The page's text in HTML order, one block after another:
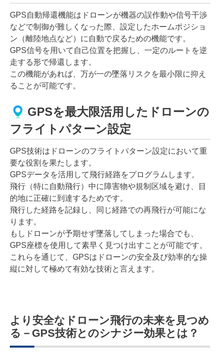
GPS自動帰還機能はドローンが機器の誤作動や信号干渉
などで制御が難しくなった際、設定したホームポジショ
ン（離陸地点など）に自動で戻るための機能です。
GPS信号を用いて自己位置を把握し、一定のルートを逆
走する形で帰還します。
この機能があれば、万が一の墜落リスクを最小限に抑え
ることが可能です。
GPSを最大限活用したドローンの
フライトパターン設定
GPS技術はドローンのフライトパターン設定において重
要な役割を果たします。
GPSデータを活用して飛行経路をプログラムします。
飛行（特に自動飛行）中に障害物や規制区域を避け、目
的地に正確に到達するためです。
飛行した経路を記録し、同じ経路での再飛行が可能にな
ります。
もしドローンが予期せず墜落してしまった場合でも、
GPS座標を使用して素早く見つけ出すことが可能です。
これらを通じて、GPSはドローンの安全及び効率的な操
縦に対して極めて有効な技術と言えます。
より安全なドローン飛行の未来を見つめ
る－GPS技術とのシナジー効果とは？